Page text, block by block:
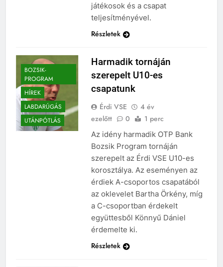
játékosok és a csapat
teljesítményével.
Részletek
BOZSIK-
PROGRAM
HÍREK
LABDARÚGÁS
UTÁNPÓTLÁS
Harmadik tornáján
szerepelt U10-es
csapatunk
Érdi VSE
4 év
ezelőtt
0 1 perc
Az idény harmadik OTP Bank
Bozsik Program tornáján
szerepelt az Érdi VSE U10-es
korosztálya. Az eseményen az
érdiek A-csoportos csapatából
az oklevelet Bartha Örkény, míg
a C-csoportban érdekelt
együttesből Könnyű Dániel
érdemelte ki.
Részletek